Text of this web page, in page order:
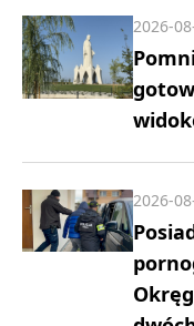
2026-
2026-